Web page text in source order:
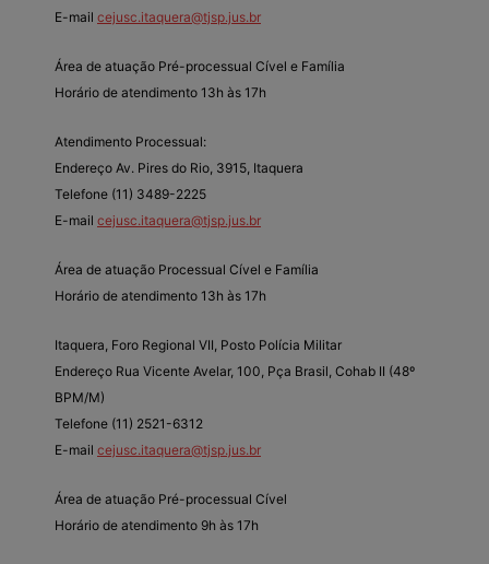
E-mail cejusc.itaquera@tjsp.jus.br
Área de atuação Pré-processual Cível e Família
Horário de atendimento 13h às 17h
Atendimento Processual:
Endereço Av. Pires do Rio, 3915, Itaquera
Telefone (11) 3489-2225
E-mail cejusc.itaquera@tjsp.jus.br
Área de atuação Processual Cível e Família
Horário de atendimento 13h às 17h
Itaquera, Foro Regional VII, Posto Polícia Militar
Endereço Rua Vicente Avelar, 100, Pça Brasil, Cohab II (48º
BPM/M)
Telefone (11) 2521-6312
E-mail cejusc.itaquera@tjsp.jus.br
Área de atuação Pré-processual Cível
Horário de atendimento 9h às 17h